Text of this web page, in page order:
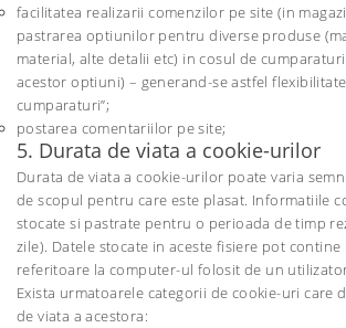
facilitatea realizarii comenzilor pe site (in
pastrarea optiunilor pentru diverse produse
material, alte detalii etc) in cosul de
acestor optiuni) – generand-se astfel
cumparaturi”;
postarea comentariilor pe site;
5. Durata de viata a cookie-urilor
Durata de viata a cookie-urilor poate varia
de scopul pentru care este plasat. Informatiile
stocate si pastrate pentru o perioada de timp
zile). Datele stocate in aceste fisiere pot
referitoare la computer-ul folosit de un
Exista urmatoarele categorii de cookie-uri care
de viata a acestora: